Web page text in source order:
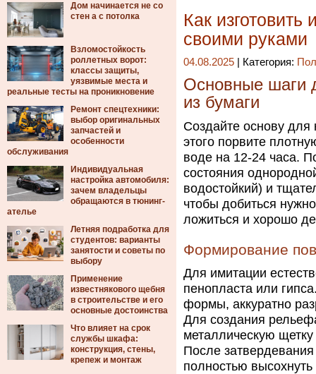
Дом начинается не со
стен а с потолка
Взломостойкость
роллетных ворот:
классы защиты,
уязвимые места и
реальные тесты на проникновение
Ремонт спецтехники:
выбор оригинальных
запчастей и
особенности
обслуживания
Индивидуальная
настройка автомобиля:
зачем владельцы
обращаются в тюнинг-
ателье
Летняя подработка для
студентов: варианты
занятости и советы по
выбору
Применение
известнякового щебня
в строительстве и его
основные достоинства
Что влияет на срок
службы шкафа:
конструкция, стены,
крепеж и монтаж
Как
своими руками
04.08.2025 | Категория:
Основные шаги
из бумаги
Создайте основу для
этого порвите
воде на 12-24 часа.
состояния
водостойкий) и
чтобы добиться
ложиться и хорошо
Формирование
Для имитации
пенопласта или
формы, аккуратно
Для создания
металлическую
После
полностью